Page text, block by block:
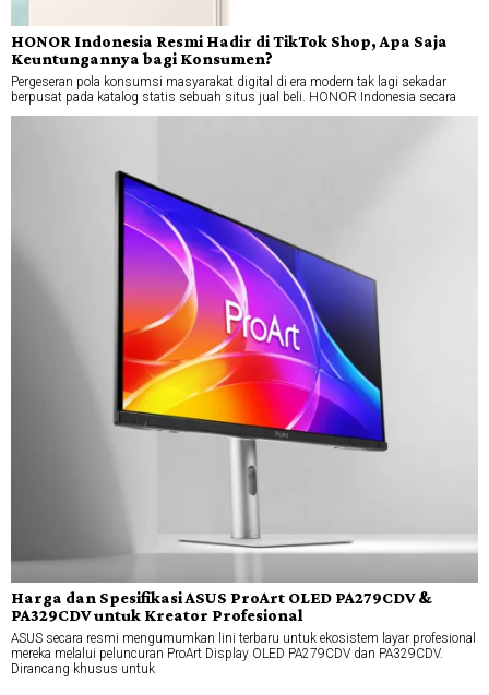
HONOR Indonesia Resmi Hadir di TikTok Shop, Apa Saja
Keuntungannya bagi Konsumen?
Pergeseran pola konsumsi masyarakat digital di era modern tak lagi sekadar
berpusat pada katalog statis sebuah situs jual beli. HONOR Indonesia secara
Harga dan Spesifikasi ASUS ProArt OLED PA279CDV &
PA329CDV untuk Kreator Profesional
ASUS secara resmi mengumumkan lini terbaru untuk ekosistem layar profesional
mereka melalui peluncuran ProArt Display OLED PA279CDV dan PA329CDV.
Dirancang khusus untuk